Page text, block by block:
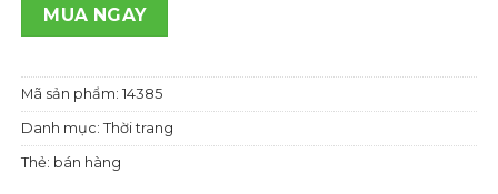
MUA NGAY
Mã sản phẩm:14385
Danh mục:Thời trang
Thẻ: bán hàng